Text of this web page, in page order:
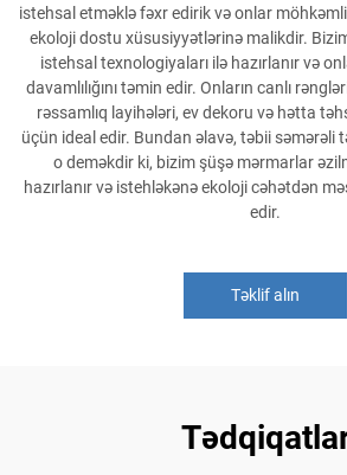
istehsal etməklə fəxr edirik və onlar
ekoloji dostu xüsusiyyətlərinə malikdir.
istehsal texnologiyaları ilə hazırlanır və
davamlılığını təmin edir. Onların canlı
rəssamlıq layihələri, ev dekoru və hətta
üçün ideal edir. Bundan əlavə, təbii səmərəli
o deməkdir ki, bizim şüşə mərmarlar
hazırlanır və istehləkənə ekoloji cəhətdən
edir.
Təklif alın